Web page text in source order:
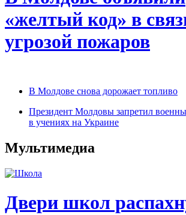
«желтый код» в
угрозой пожаров
В Молдове снова дорожает топливо
Президент Молдовы запретил
в учениях на Украине
Мультимедиа
Двери школ